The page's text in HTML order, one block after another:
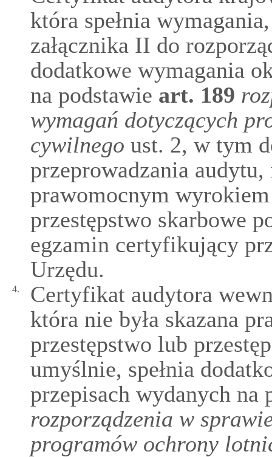
która spełnia
załącznika II do
dodatkowe wymagania
na podstawie art. 189
wymagań dotyczących
cywilnego ust. 2, w tym
przeprowadzania audytu,
prawomocnym
przestępstwo skarbowe
egzamin certyfikujący
Urzędu.
4.
Certyfikat audytora
która nie była skazana
przestępstwo lub
umyślnie, spełnia
przepisach wydanych na
rozporządzenia w
programów ochrony